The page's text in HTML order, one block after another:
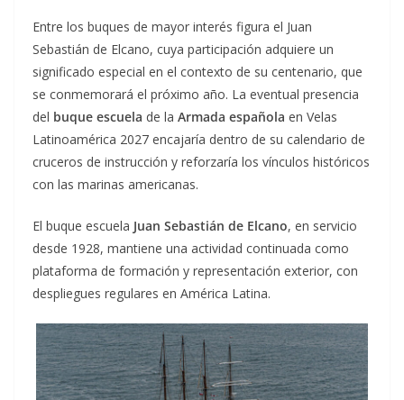
Entre los buques de mayor interés figura el Juan
Sebastián de Elcano, cuya participación adquiere un
significado especial en el contexto de su centenario, que
se conmemorará el próximo año. La eventual presencia
del buque escuela de la Armada española en Velas
Latinoamérica 2027 encajaría dentro de su calendario de
cruceros de instrucción y reforzaría los vínculos históricos
con las marinas americanas.
El buque escuela Juan Sebastián de Elcano, en servicio
desde 1928, mantiene una actividad continuada como
plataforma de formación y representación exterior, con
despliegues regulares en América Latina.